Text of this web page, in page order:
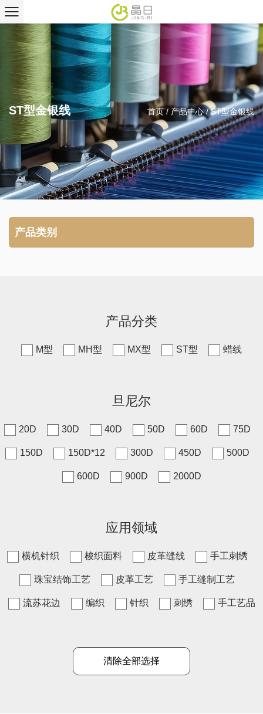
ST型金银线 首页/ 产品中心/ST型金银线
产品类别
产品分类
M型 MH型 MX型 ST型 蜡线
旦尼尔
20D 30D 40D 50D 60D 75D
150D 150D*12 300D 450D 500D
600D 900D 2000D
应用领域
横机针织 梭织面料 皮革缝线 手工刺绣
珠宝结饰工艺 皮革工艺 手工缝制工艺
流苏花边 编织 针织 刺绣 手工艺品
清除全部选择